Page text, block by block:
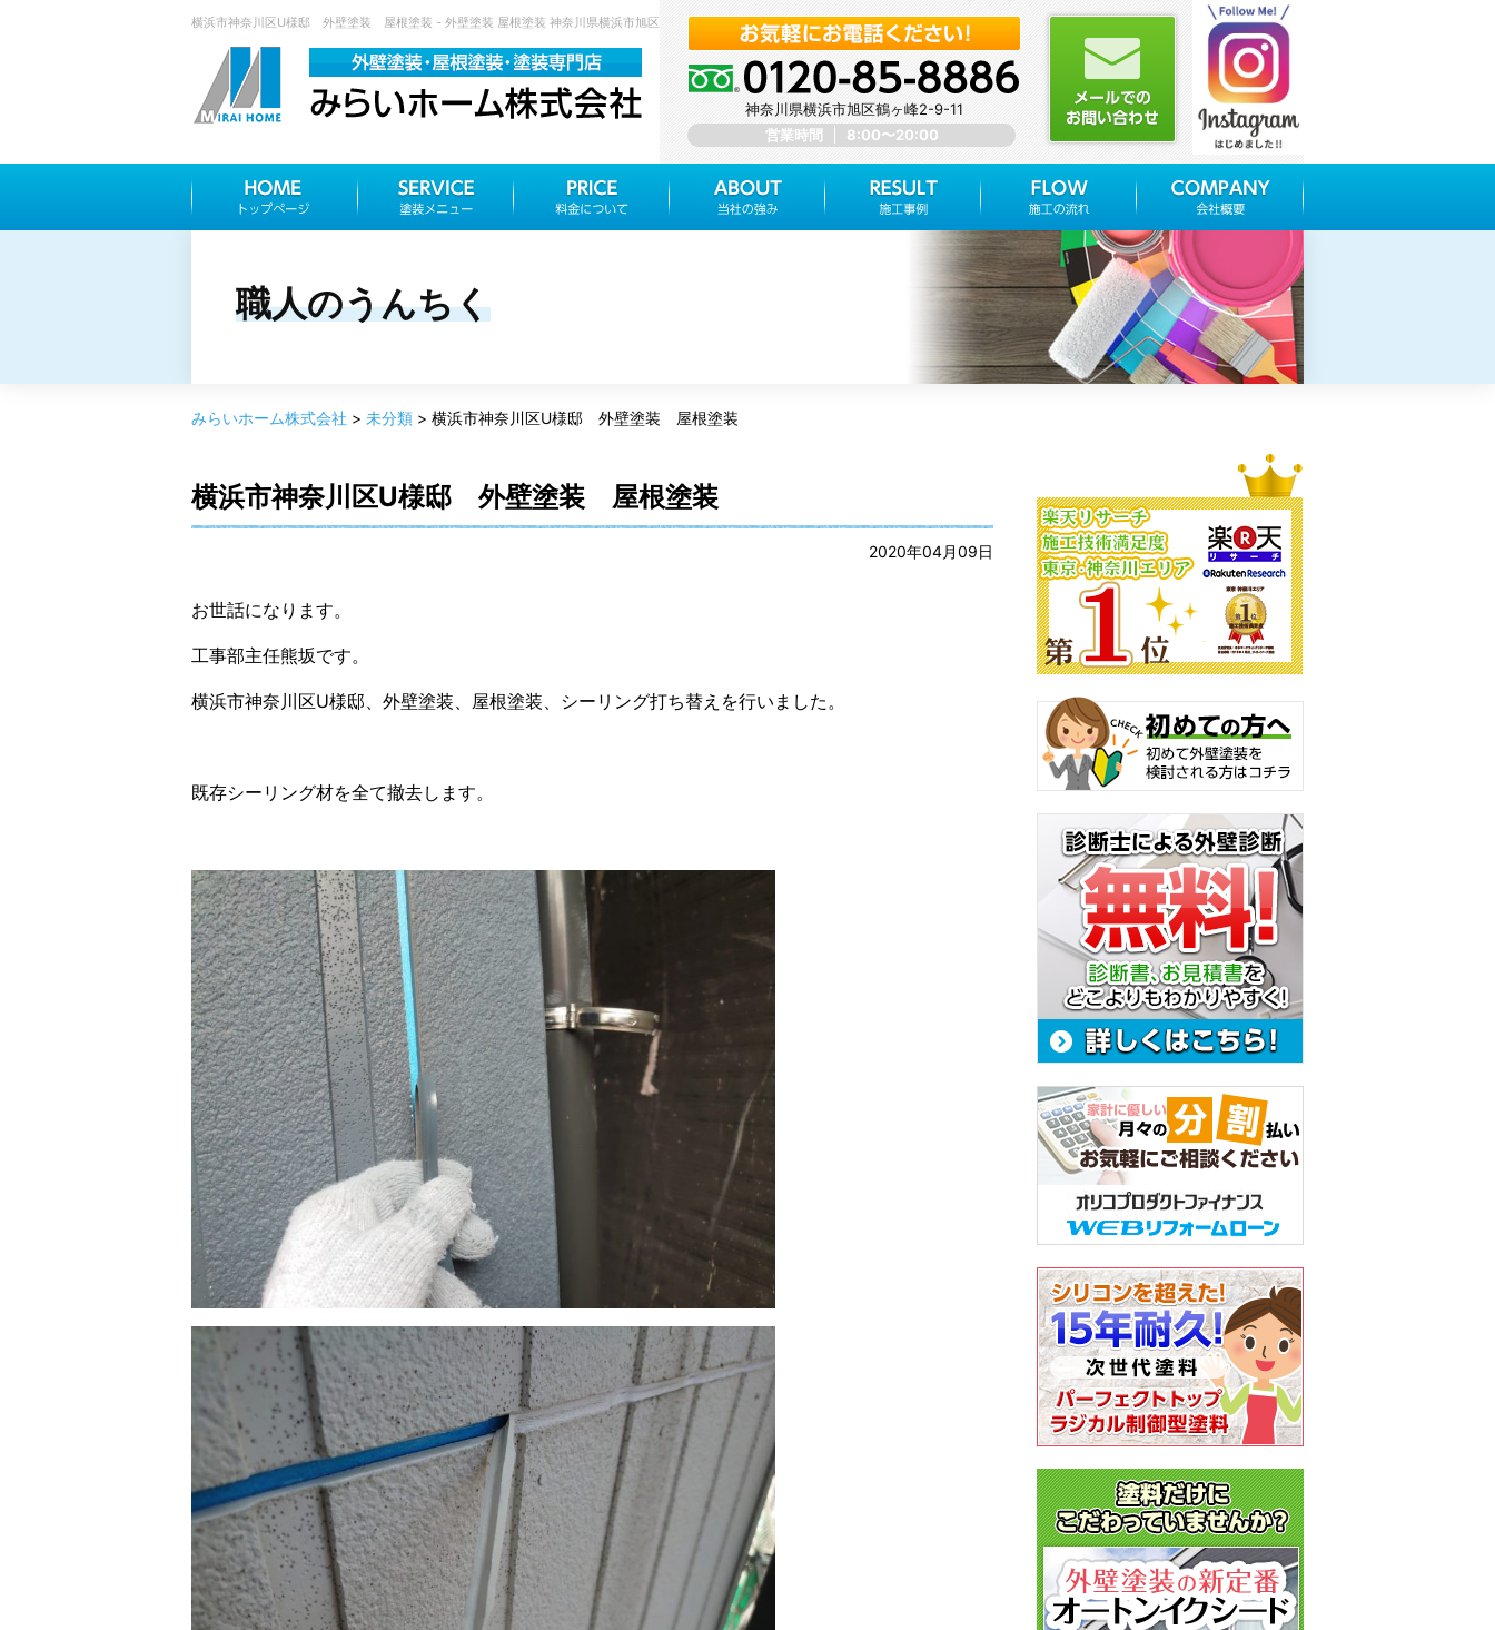
横浜市神奈川区U様邸 外壁塗装 屋根塗装 - 外壁塗装 屋根塗装 神奈川県横浜市旭区 みらいホーム株式会社
神奈川県横浜市旭区鶴ヶ峰2-9-11
営業時間
8:00〜20:00
職人のうんちく
みらいホーム株式会社 > 未分類 > 横浜市神奈川区U様邸 外壁塗装 屋根塗装
横浜市神奈川区U様邸 外壁塗装 屋根塗装
2020年04月09日
お世話になります。
工事部主任熊坂です。
横浜市神奈川区U様邸、外壁塗装、屋根塗装、シーリング打ち替えを行いました。
既存シーリング材を全て撤去します。